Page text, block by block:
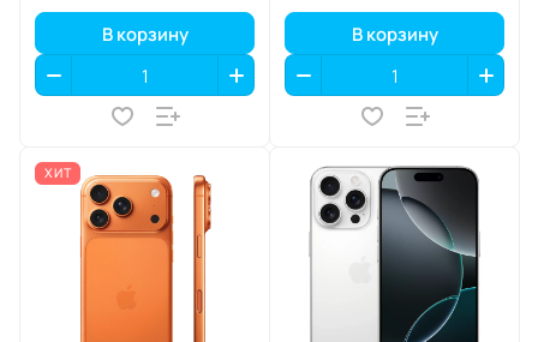
В корзину В корзину
ХИТ